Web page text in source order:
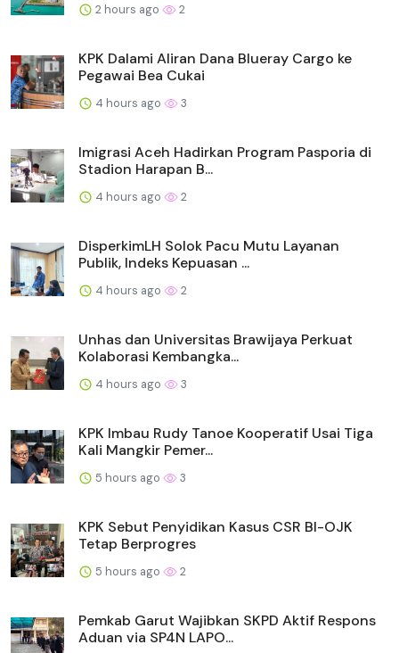
2 hours ago 2
KPK Dalami Aliran Dana Blueray Cargo ke
Pegawai Bea Cukai
4 hours ago 3
Imigrasi Aceh Hadirkan Program Pasporia di
Stadion Harapan B...
4 hours ago 2
DisperkimLH Solok Pacu Mutu Layanan
Publik, Indeks Kepuasan ...
4 hours ago 2
Unhas dan Universitas Brawijaya Perkuat
Kolaborasi Kembangka...
4 hours ago 3
KPK Imbau Rudy Tanoe Kooperatif Usai Tiga
Kali Mangkir Pemer...
5 hours ago 3
KPK Sebut Penyidikan Kasus CSR BI-OJK
Tetap Berprogres
5 hours ago 2
Pemkab Garut Wajibkan SKPD Aktif Respons
Aduan via SP4N LAPO...